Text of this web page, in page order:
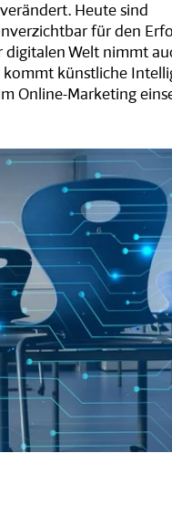
Heute sind
für den
digitalen Welt nimmt
kommt künstliche
Online-Marketing